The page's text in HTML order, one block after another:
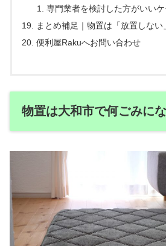
専門業者を検討した方がいいケ
まとめ補足｜物置は「放置しな
便利屋Rakuへお問い合わせ
物置は大和市で何ごみに